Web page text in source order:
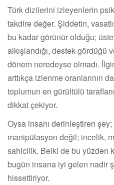
Türk dizilerini izleyenlerin
takdire değer. Şiddetin,
bu kadar görünür olduğu;
alkışlandığı, destek
dönem neredeyse olmadı.
arttıkça izlenme oranlarının
toplumun en gürültülü
dikkat çekiyor.
Oysa insanı derinleştiren şey;
manipülasyon değil; incelik,
sahicilik. Belki de bu yüzden
bugün insana iyi gelen nadir
hissettiriyor.